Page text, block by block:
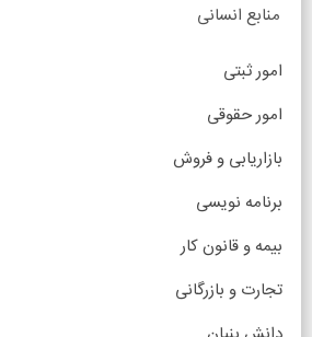
منابع انسانی
امور ثبتی
امور حقوقی
بازاریابی و فروش
برنامه نویسی
بیمه و قانون کار
تجارت و بازرگانی